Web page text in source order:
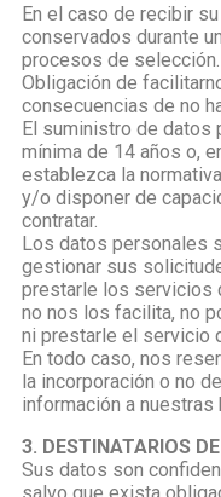
En el caso de recibir
conservados durante
procesos de selección.
Obligación de
consecuencias de no
El suministro de datos
mínima de 14 años o,
establezca la
y/o disponer de
contratar.
Los datos personales
gestionar sus
prestarle los servicios
no nos los facilita, no
ni prestarle el servicio
En todo caso, nos
la incorporación o no
información a
3. DESTINATARIOS
Sus datos son